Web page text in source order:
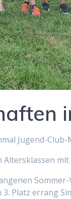
Jugend-
Platz errang